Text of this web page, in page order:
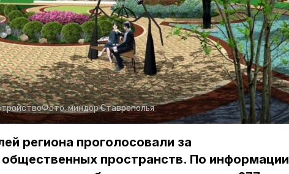
Фото:миндор Ставрополья
региона проголосовали за
общественных пространств. По информации